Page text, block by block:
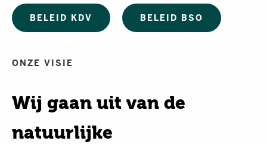
BELEID KDV BELEID BSO
ONZE VISIE
Wij gaan uit van de
natuurlijke